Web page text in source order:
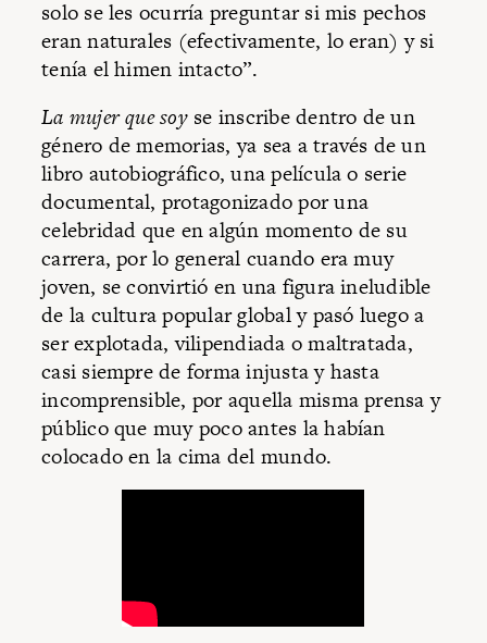
solo se les ocurría preguntar si mis pechos
eran naturales (efectivamente, lo eran) y si
tenía el himen intacto”.
La mujer que soyse inscribe dentro de un
género de memorias, ya sea a través de un
libro autobiográfico, una película o serie
documental, protagonizado por una
celebridad que en algún momento de su
carrera, por lo general cuando era muy
joven, se convirtió en una figura ineludible
de la cultura popular global y pasó luego a
ser explotada, vilipendiada o maltratada,
casi siempre de forma injusta y hasta
incomprensible, por aquella misma prensa y
público que muy poco antes la habían
colocado en la cima del mundo.